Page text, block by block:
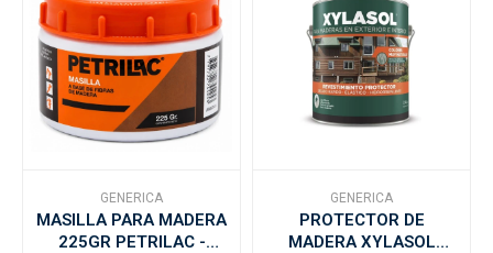
GENERICA
MASILLA PARA MADERA
225GR PETRILAC -
GENERICA
PROTECTOR DE
MADERA XYLASOL